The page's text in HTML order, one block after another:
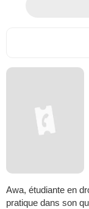
Awa, étudiante en
pratique dans son